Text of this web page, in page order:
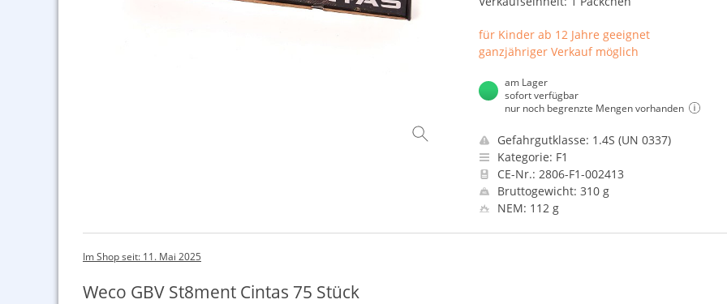
für Kinder ab 12 Jahre geeignet
ganzjähriger Verkauf möglich
am Lager
sofort verfügbar
nur noch begrenzte Mengen vorhanden
Gefahrgutklasse: 1.4S (UN 0337)
Kategorie: F1
CE-Nr.: 2806-F1-002413
Bruttogewicht: 310 g
NEM: 112 g
Im Shop seit: 11. Mai 2025
Weco GBV St8ment Cintas 75 Stück